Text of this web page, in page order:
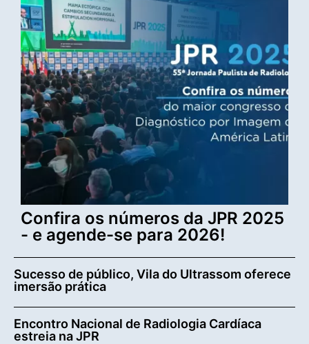
Confira os números da JPR 2025
- e agende-se para 2026!
Sucesso de público, Vila do Ultrassom oferece
imersão prática
Encontro Nacional de Radiologia Cardíaca
estreia na JPR